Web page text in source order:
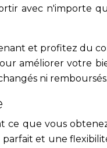
avec n'importe
et profitez du
améliorer votre
ni remboursés.
que vous
et une